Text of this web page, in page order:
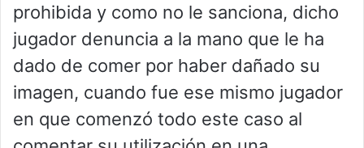
prohibida y como no le sanciona, dicho
jugador denuncia a la mano que le ha
dado de comer por haber dañado su
imagen, cuando fue ese mismo jugador
en que comenzó todo este caso al